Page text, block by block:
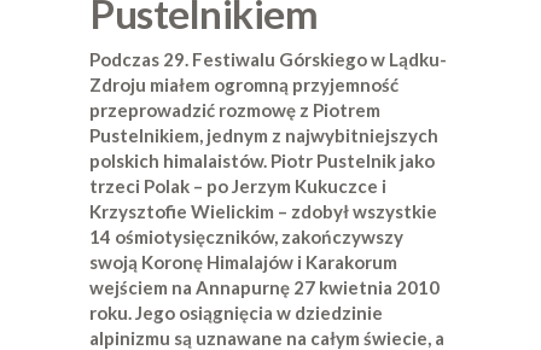
Pustelnikiem
Podczas 29. Festiwalu Górskiego w Lądku-
Zdroju miałem ogromną przyjemność
przeprowadzić rozmowę z Piotrem
Pustelnikiem, jednym z najwybitniejszych
polskich himalaistów. Piotr Pustelnik jako
trzeci Polak – po Jerzym Kukuczce i
Krzysztofie Wielickim – zdobył wszystkie
14 ośmiotysięczników, zakończywszy
swoją Koronę Himalajów i Karakorum
wejściem na Annapurnę 27 kwietnia 2010
roku. Jego osiągnięcia w dziedzinie
alpinizmu są uznawane na całym świecie, a